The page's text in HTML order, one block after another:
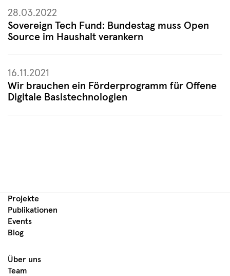
öffnen
Sovereign Tech Fund: Bundestag muss Open
Source im Haushalt verankern
28.03.2022
Wir brauchen ein Förderprogramm für Offene
Digitale Basistechnologien
16.11.2021
Projekte
Publikationen
Events
Blog
Über uns
Team